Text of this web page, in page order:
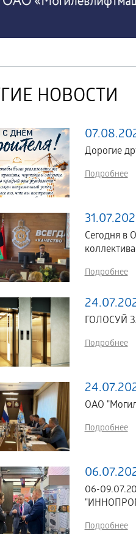
НОВОСТИ
Дорогие
Подробнее
Сегодня в
Подробнее
ГОЛОСУЙ
Подробнее
ОАО
Подробнее
06-
Подробнее